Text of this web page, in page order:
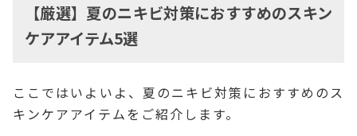
【厳選】夏のニキビ対策におすすめのスキン
ケアアイテム5選
ここではいよいよ、夏のニキビ対策におすすめのス
キンケアアイテムをご紹介します。